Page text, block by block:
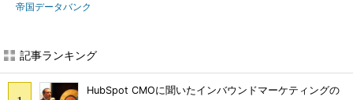
帝国データバンク
記事ランキング
HubSpot CMOに聞いたインバウンドマーケティングの